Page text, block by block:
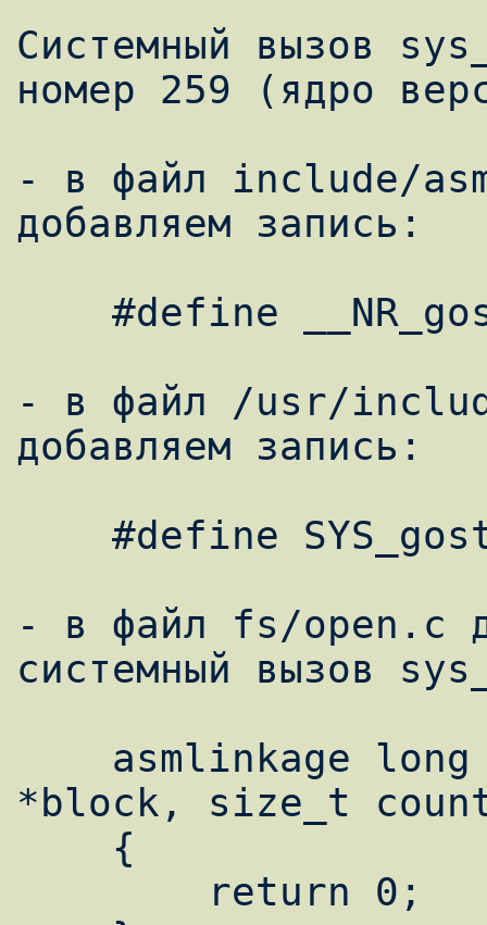
Системный вызов
номер 259 (ядро
- в файл include/
добавляем запись:
- в файл /usr/
добавляем запись:
- в файл fs/open.c
системный вызов
*block, size_t